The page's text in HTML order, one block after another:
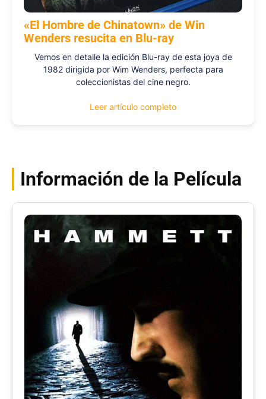
«El Hombre de Chinatown» de Win
Wenders resucita en Blu-ray
Vemos en detalle la edición Blu-ray de esta joya de
1982 dirigida por Wim Wenders, perfecta para
coleccionistas del cine negro.
Leer artículo completo
Información de la Película